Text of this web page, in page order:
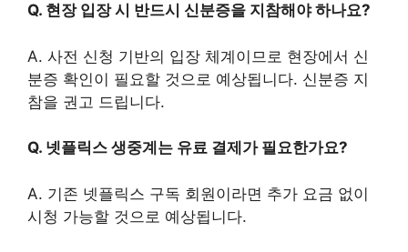
Q. 현장 입장 시 반드시 신분증을 지참해야 하나요?
A. 사전 신청 기반의 입장 체계이므로 현장에서 신
분증 확인이 필요할 것으로 예상됩니다. 신분증 지
참을 권고 드립니다.
Q. 넷플릭스 생중계는 유료 결제가 필요한가요?
A. 기존 넷플릭스 구독 회원이라면 추가 요금 없이
시청 가능할 것으로 예상됩니다.